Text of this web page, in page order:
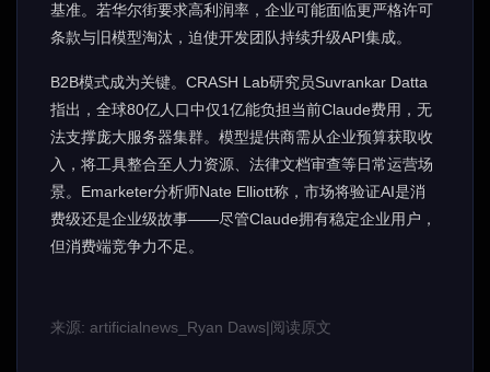
基准。若华尔街要求高利润率，企业可能面临更严格许可
条款与旧模型淘汰，迫使开发团队持续升级API集成。
B2B模式成为关键。CRASH Lab研究员Suvrankar Datta
指出，全球80亿人口中仅1亿能负担当前Claude费用，无
法支撑庞大服务器集群。模型提供商需从企业预算获取收
入，将工具整合至人力资源、法律文档审查等日常运营场
景。Emarketer分析师Nate Elliott称，市场将验证AI是消
费级还是企业级故事——尽管Claude拥有稳定企业用户，
但消费端竞争力不足。
来源: artificialnews_Ryan Daws|阅读原文